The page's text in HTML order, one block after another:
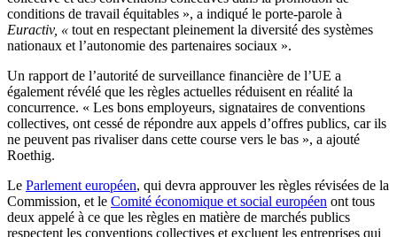
conditions de travail équitables », a indiqué le porte-parole à
Euractiv, « tout en respectant pleinement la diversité des systèmes
nationaux et l’autonomie des partenaires sociaux ».
Un rapport de l’autorité de surveillance financière de l’UE a
également révélé que les règles actuelles réduisent en réalité la
concurrence. « Les bons employeurs, signataires de conventions
collectives, ont cessé de répondre aux appels d’offres publics, car ils
ne peuvent pas rivaliser dans cette course vers le bas », a ajouté
Roethig.
Le Parlement européen, qui devra approuver les règles révisées de la
Commission, et le Comité économique et social européen ont tous
deux appelé à ce que les règles en matière de marchés publics
respectent les conventions collectives et excluent les entreprises qui